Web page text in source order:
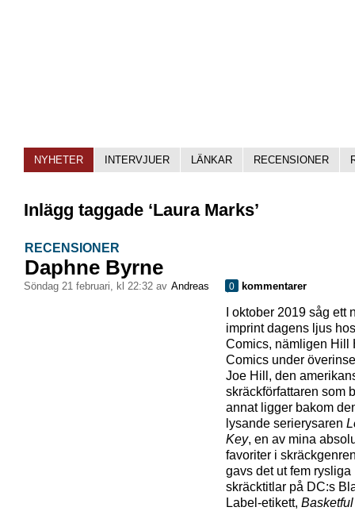
NYHETER INTERVJUER LÄNKAR RECENSIONER
Inlägg taggade ‘Laura Marks’
RECENSIONER
Daphne Byrne
söndag 21 februari, kl 22:32 av Andreas 0 kommentarer
I oktober 2019 såg ett
imprint dagens ljus
Comics, nämligen Hill
Comics under
Joe Hill, den
skräckförfattaren som
annat ligger bakom
lysande serierysaren
Key, en av mina
favoriter i
gavs det ut fem rysliga
skräcktitlar på DC:s
Label-etikett,